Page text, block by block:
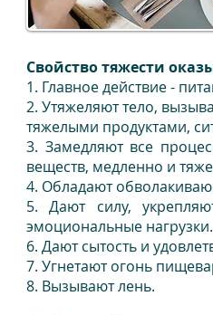
Свойство тяжести
1. Главное действие -
2. Утяжеляют тело,
тяжелыми продуктами,
3. Замедляют все
веществ, медленно и
4. Обладают
5. Дают силу,
эмоциональные нагрузки.
6. Дают сытость и
7. Угнетают огонь
8. Вызывают лень.